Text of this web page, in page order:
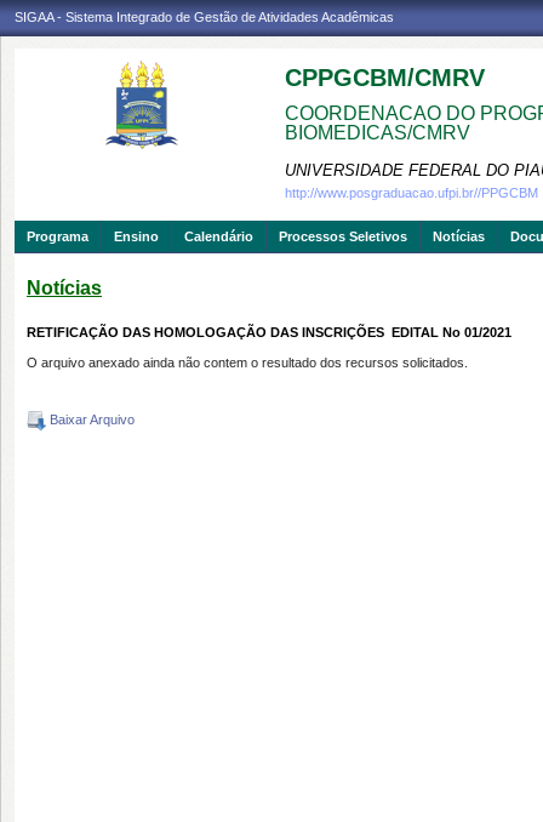
SIGAA - Sistema Integrado de Gestão de Atividades Acadêmicas
CPPGCBM/CMRV
COORDENACAO DO
BIOMEDICAS/CMRV
UNIVERSIDADE FEDERAL DO
http://www.posgraduacao.ufpi.br//PPGCBM
Programa Ensino Calendário Processos Seletivos Notícias
Notícias
RETIFICAÇÃO DAS HOMOLOGAÇÃO DAS INSCRIÇÕES  EDITAL No 01/2021
O arquivo anexado ainda não contem o resultado dos recursos solicitados.
Baixar Arquivo